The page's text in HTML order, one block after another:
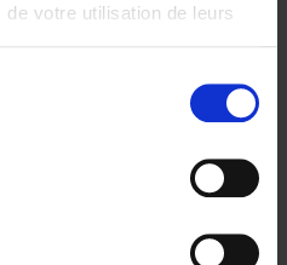
votre utilisation de leurs
marketing like a PRO -
revised edition (EN)